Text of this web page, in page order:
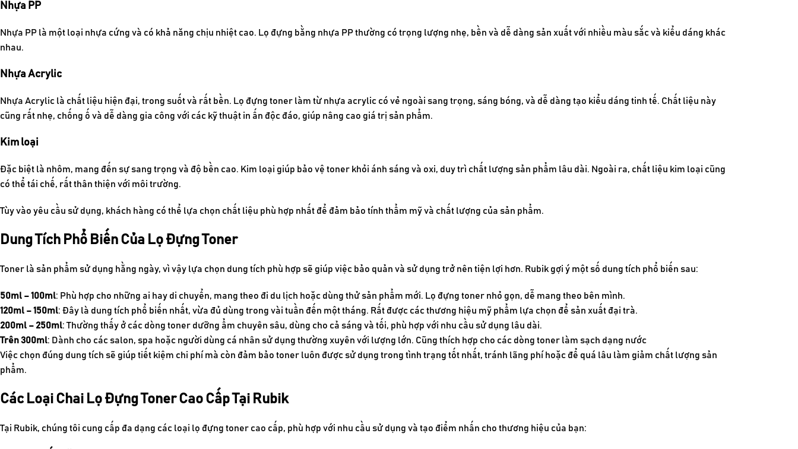
Nhựa PP
Nhựa PP là một loại nhựa cứng và có khả năng chịu nhiệt cao. Lọ đựng bằng nhựa PP thường có trọng lượng nhẹ, bền và dễ dàng sản xuất với nhiều màu sắc và kiểu dáng khác
nhau.
Nhựa Acrylic
Nhựa Acrylic là chất liệu hiện đại, trong suốt và rất bền. Lọ đựng toner làm từ nhựa acrylic có vẻ ngoài sang trọng, sáng bóng, và dễ dàng tạo kiểu dáng tinh tế. Chất liệu này
cũng rất nhẹ, chống ố và dễ dàng gia công với các kỹ thuật in ấn độc đáo, giúp nâng cao giá trị sản phẩm.
Kim loại
Đặc biệt là nhôm, mang đến sự sang trọng và độ bền cao. Kim loại giúp bảo vệ toner khỏi ánh sáng và oxi, duy trì chất lượng sản phẩm lâu dài. Ngoài ra, chất liệu kim loại cũng
có thể tái chế, rất thân thiện với môi trường.
Tùy vào yêu cầu sử dụng, khách hàng có thể lựa chọn chất liệu phù hợp nhất để đảm bảo tính thẩm mỹ và chất lượng của sản phẩm.
Dung Tích Phổ Biến Của Lọ Đựng Toner
Toner là sản phẩm sử dụng hằng ngày, vì vậy lựa chọn dung tích phù hợp sẽ giúp việc bảo quản và sử dụng trở nên tiện lợi hơn. Rubik gợi ý một số dung tích phổ biến sau:
50ml – 100ml: Phù hợp cho những ai hay di chuyển, mang theo đi du lịch hoặc dùng thử sản phẩm mới. Lọ đựng toner nhỏ gọn, dễ mang theo bên mình.
120ml – 150ml: Đây là dung tích phổ biến nhất, vừa đủ dùng trong vài tuần đến một tháng. Rất được các thương hiệu mỹ phẩm lựa chọn để sản xuất đại trà.
200ml – 250ml: Thường thấy ở các dòng toner dưỡng ẩm chuyên sâu, dùng cho cả sáng và tối, phù hợp với nhu cầu sử dụng lâu dài.
Trên 300ml: Dành cho các salon, spa hoặc người dùng cá nhân sử dụng thường xuyên với lượng lớn. Cũng thích hợp cho các dòng toner làm sạch dạng nước
Việc chọn đúng dung tích sẽ giúp tiết kiệm chi phí mà còn đảm bảo toner luôn được sử dụng trong tình trạng tốt nhất, tránh lãng phí hoặc để quá lâu làm giảm chất lượng sản
phẩm.
Các Loại Chai Lọ Đựng Toner Cao Cấp Tại Rubik
Tại Rubik, chúng tôi cung cấp đa dạng các loại lọ đựng toner cao cấp, phù hợp với nhu cầu sử dụng và tạo điểm nhấn cho thương hiệu của bạn: